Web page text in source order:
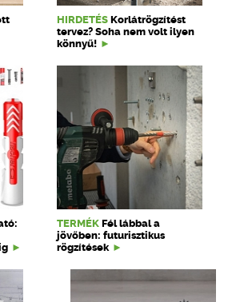
HIRDETÉS Korlátrögzítést
tervez? Soha nem volt ilyen
könnyű!
TERMÉK Fél lábbal a
jövőben: futurisztikus
rögzítések